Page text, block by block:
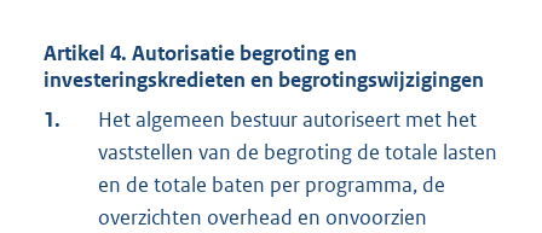
Artikel 4. Autorisatie begroting en
investeringskredieten en begrotingswijzigingen
1.
Het algemeen bestuur autoriseert met het
vaststellen van de begroting de totale lasten
en de totale baten per programma, de
overzichten overhead en onvoorzien